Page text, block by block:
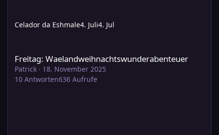
Celador da Eshmale4. Juli4. Jul
Freitag: Waelandweihnachtswunderabenteuer
Patrick · 18. November 2025
10 Antworten636 Aufrufe